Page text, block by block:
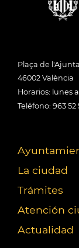
Plaça de
46002 València
Horarios: lunes
Teléfono: 963 52
La ciudad
Trámites
Atención
Actualidad